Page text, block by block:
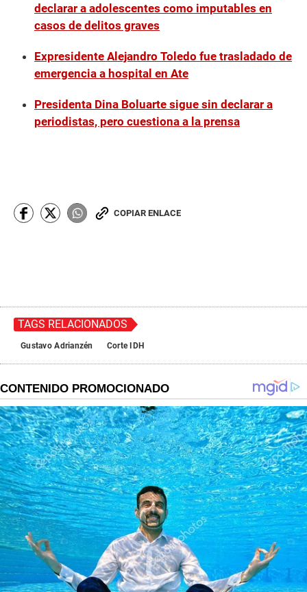
declarar a adolescentes como imputables en
casos de delitos graves
Expresidente Alejandro Toledo fue trasladado de
emergencia a hospital en Ate
Presidenta Dina Boluarte sigue sin declarar a
periodistas, pero cuestiona a la prensa
COPIAR ENLACE
TAGS RELACIONADOS
Gustavo Adrianzén Corte IDH